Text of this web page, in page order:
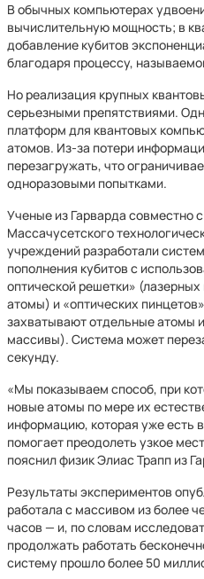
В обычных компьютерах
вычислительную мощность; в
добавление кубитов
благодаря процессу,
Но реализация крупных
серьезными препятствиями.
платформ для квантовых
атомов. Из-за потери
перезагружать, что
одноразовыми попытками.
Ученые из Гарварда совместно
Массачусетского
учреждений разработали
пополнения кубитов с
оптической решетки»
атомы) и «оптических
захватывают отдельные атомы
массивы). Система может
секунду.
«Мы показываем способ, при
новые атомы по мере их
информацию, которая уже есть
помогает преодолеть узкое
пояснил физик Элиас Трапп из
Результаты экспериментов
работала с массивом из более
часов — и, по словам
продолжать работать
систему прошло более 50